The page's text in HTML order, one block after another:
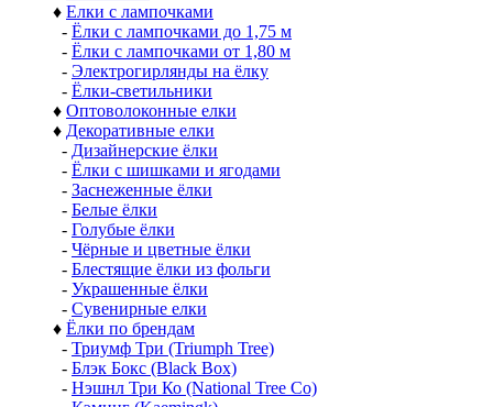
♦ Елки с лампочками
- Ёлки с лампочками до 1,75 м
- Ёлки с лампочками от 1,80 м
- Электрогирлянды на ёлку
- Ёлки-светильники
♦ Оптоволоконные елки
♦ Декоративные елки
- Дизайнерские ёлки
- Ёлки с шишками и ягодами
- Заснеженные ёлки
- Белые ёлки
- Голубые ёлки
- Чёрные и цветные ёлки
- Блестящие ёлки из фольги
- Украшенные ёлки
- Сувенирные елки
♦ Ёлки по брендам
- Триумф Три (Triumph Tree)
- Блэк Бокс (Black Box)
- Нэшнл Три Ко (National Tree Co)